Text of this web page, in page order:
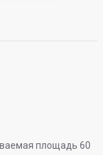
площадь 60